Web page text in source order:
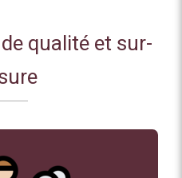
qualité et sur-